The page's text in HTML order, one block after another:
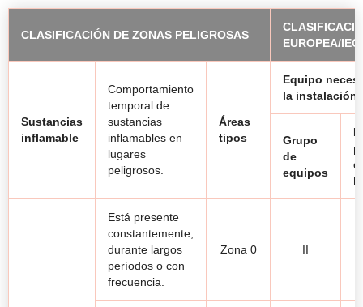
CLASIFICACIÓN DE ZONAS PELIGROSAS
EUROPEA/IEC
Sustancias
inflamable
Comportamiento
temporal de
sustancias
inflamables en
lugares
peligrosos.
Áreas
tipos
Equipo
la instalación.
Grupo
de
equipos
Está presente
constantemente,
durante largos
períodos o con
frecuencia.
Zona 0 II